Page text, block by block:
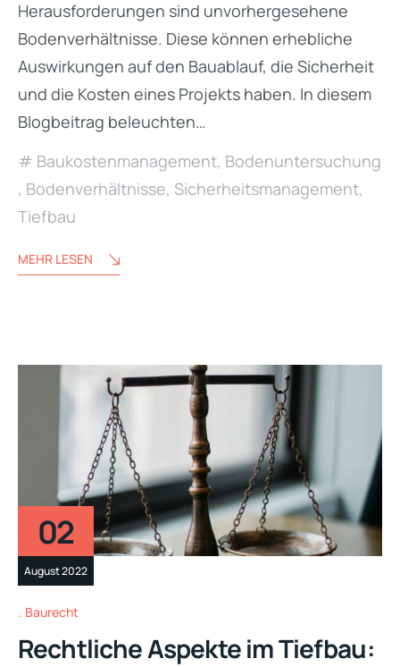
Herausforderungen sind unvorhergesehene
Bodenverhältnisse. Diese können erhebliche
Auswirkungen auf den Bauablauf, die Sicherheit
und die Kosten eines Projekts haben. In diesem
Blogbeitrag beleuchten…
Baukostenmanagement, Bodenuntersuchung
, Bodenverhältnisse, Sicherheitsmanagement,
Tiefbau
MEHR LESEN
02
August 2022
Baurecht
Rechtliche Aspekte im Tiefbau: